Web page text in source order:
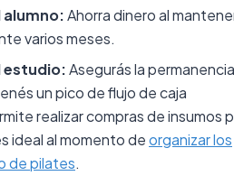
alumno:Ahorra dinero al
varios meses.
estudio:Asegurás la permanencia
un pico de flujo de caja
realizar compras de insumos
ideal al momento deorganizar los
de pilates.